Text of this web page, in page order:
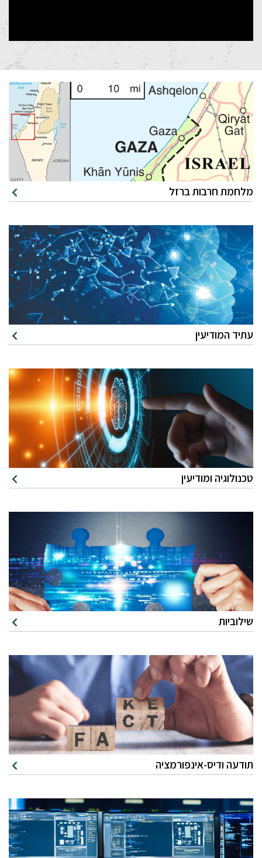
מלחמת חרבות ברזל
עתיד המודיעין
טכנולוגיה ומודיעין
שילוביות
תודעה ודיס-אינפורמציה